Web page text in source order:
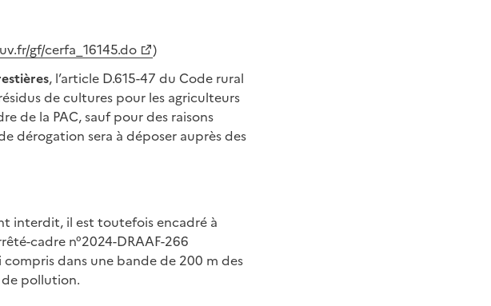
gf/cerfa_16145.do
)
, l’article D.615-47 du Code rural
de cultures pour les agriculteurs
de la PAC, sauf pour des raisons
dérogation sera à déposer auprès des
interdit, il est toutefois encadré à
cadre n°2024-DRAAF-266
dans une bande de 200 m des
pollution.